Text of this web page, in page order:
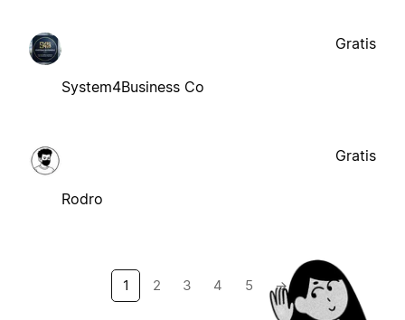
System4Business Co
Gratis
Rodro
Gratis
1 2 3 4 5 →